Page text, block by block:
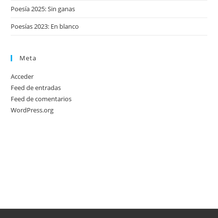
Poesía 2025: Sin ganas
Poesías 2023: En blanco
Meta
Acceder
Feed de entradas
Feed de comentarios
WordPress.org